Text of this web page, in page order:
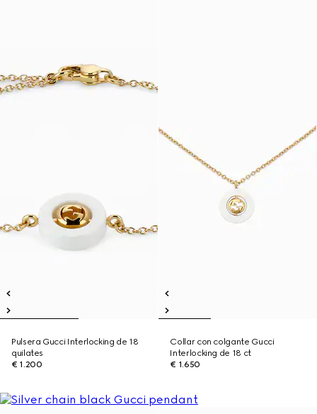
Pulsera Gucci Interlocking de 18
quilates
€ 1.200
Collar con colgante Gucci
Interlocking de 18 ct
€ 1.650